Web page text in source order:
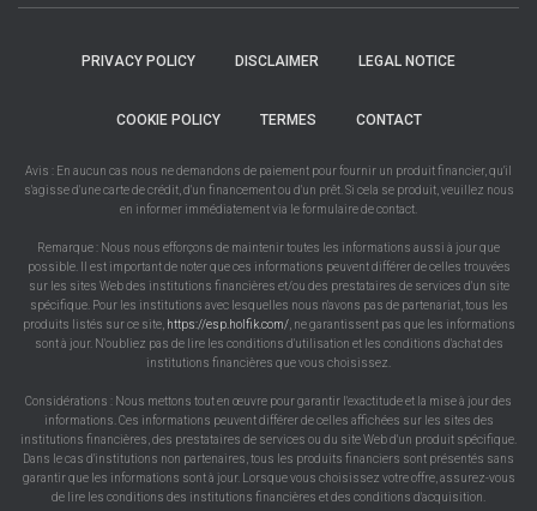
PRIVACY POLICY DISCLAIMER LEGAL NOTICE
COOKIE POLICY TERMES CONTACT
Avis : En aucun cas nous ne demandons de paiement pour fournir un produit financier, qu'il
s'agisse d'une carte de crédit, d'un financement ou d'un prêt. Si cela se produit, veuillez nous
en informer immédiatement via le formulaire de contact.
Remarque : Nous nous efforçons de maintenir toutes les informations aussi à jour que
possible. Il est important de noter que ces informations peuvent différer de celles trouvées
sur les sites Web des institutions financières et/ou des prestataires de services d'un site
spécifique. Pour les institutions avec lesquelles nous n'avons pas de partenariat, tous les
produits listés sur ce site, https://esp.holfik.com/, ne garantissent pas que les informations
sont à jour. N'oubliez pas de lire les conditions d'utilisation et les conditions d'achat des
institutions financières que vous choisissez.
Considérations : Nous mettons tout en œuvre pour garantir l'exactitude et la mise à jour des
informations. Ces informations peuvent différer de celles affichées sur les sites des
institutions financières, des prestataires de services ou du site Web d'un produit spécifique.
Dans le cas d'institutions non partenaires, tous les produits financiers sont présentés sans
garantir que les informations sont à jour. Lorsque vous choisissez votre offre, assurez-vous
de lire les conditions des institutions financières et des conditions d'acquisition.